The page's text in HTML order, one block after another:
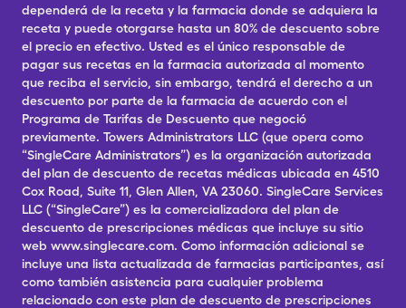
dependerá de la receta y la farmacia donde se adquiera la
receta y puede otorgarse hasta un 80% de descuento sobre
el precio en efectivo. Usted es el único responsable de
pagar sus recetas en la farmacia autorizada al momento
que reciba el servicio, sin embargo, tendrá el derecho a un
descuento por parte de la farmacia de acuerdo con el
Programa de Tarifas de Descuento que negoció
previamente. Towers Administrators LLC (que opera como
“SingleCare Administrators”) es la organización autorizada
del plan de descuento de recetas médicas ubicada en 4510
Cox Road, Suite 11, Glen Allen, VA 23060. SingleCare Services
LLC (“SingleCare”) es la comercializadora del plan de
descuento de prescripciones médicas que incluye su sitio
web www.singlecare.com. Como información adicional se
incluye una lista actualizada de farmacias participantes, así
como también asistencia para cualquier problema
relacionado con este plan de descuento de prescripciones